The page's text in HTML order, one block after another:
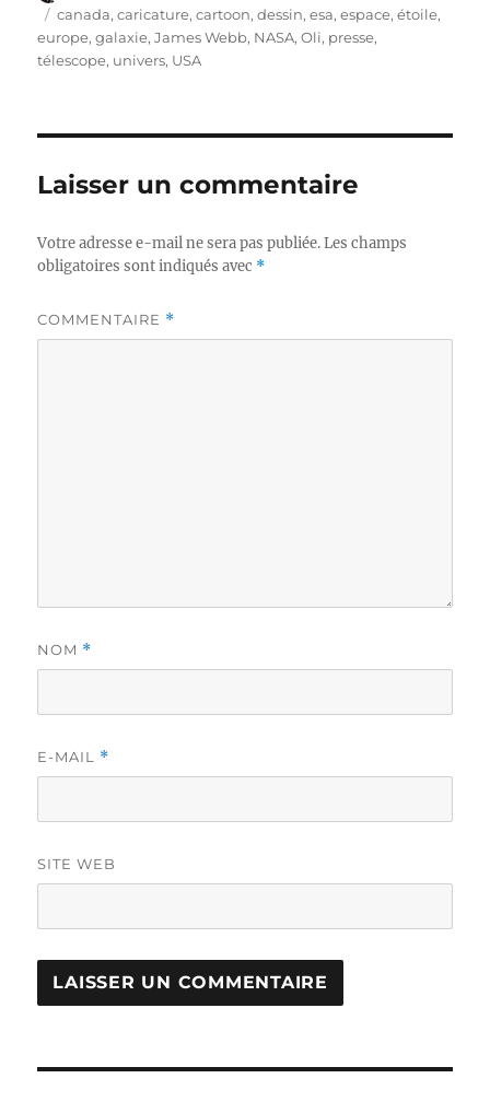
le
Étiquettes
canada,caricature,cartoon,dessin,esa,espace,étoile,
europe,galaxie,James Webb, NASA,Oli, presse,
télescope, univers, USA
Laisser un commentaire
Votre adresse e-mail ne sera pas publiée. Les champs
obligatoires sont indiqués avec *
COMMENTAIRE *
NOM *
E-MAIL *
SITE WEB